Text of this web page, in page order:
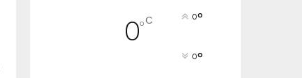
0°C 0°
0°